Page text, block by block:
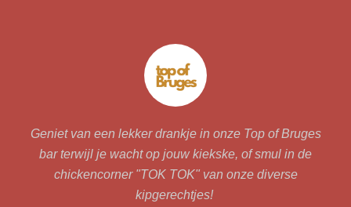
Geniet van een lekker drankje in onze Top of Bruges
bar terwijl je wacht op jouw kiekske, of smul in de
chickencorner "TOK TOK" van onze diverse
kipgerechtjes!